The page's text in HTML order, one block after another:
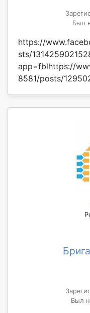
Был
https://
sts/
app=fblhttps://
8581/posts/
Был